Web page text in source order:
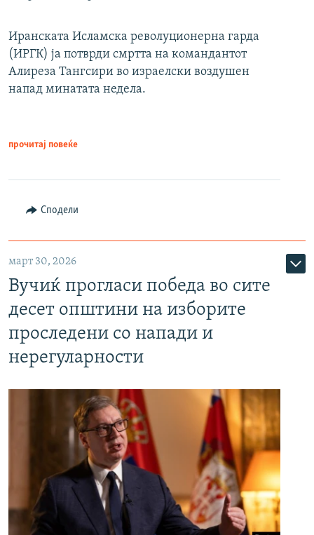
Иранската Исламска револуционерна гарда
(ИРГК) ја потврди смртта на командантот
Алиреза Тангсири во израелски воздушен
напад минатата недела.
прочитај повеќе
Сподели
март 30, 2026
Вучиќ прогласи победа во сите
десет општини на изборите
проследени со напади и
нерегуларности